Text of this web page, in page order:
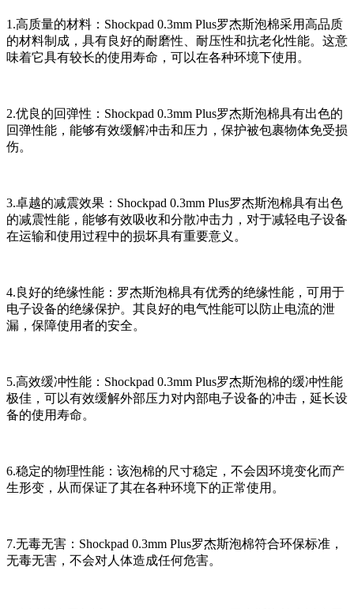
1.高质量的材料：Shockpad 0.3mm Plus罗杰斯泡棉采用高品质
的材料制成，具有良好的耐磨性、耐压性和抗老化性能。这意
味着它具有较长的使用寿命，可以在各种环境下使用。
2.优良的回弹性：Shockpad 0.3mm Plus罗杰斯泡棉具有出色的
回弹性能，能够有效缓解冲击和压力，保护被包裹物体免受损
伤。
3.卓越的减震效果：Shockpad 0.3mm Plus罗杰斯泡棉具有出色
的减震性能，能够有效吸收和分散冲击力，对于减轻电子设备
在运输和使用过程中的损坏具有重要意义。
4.良好的绝缘性能：罗杰斯泡棉具有优秀的绝缘性能，可用于
电子设备的绝缘保护。其良好的电气性能可以防止电流的泄
漏，保障使用者的安全。
5.高效缓冲性能：Shockpad 0.3mm Plus罗杰斯泡棉的缓冲性能
极佳，可以有效缓解外部压力对内部电子设备的冲击，延长设
备的使用寿命。
6.稳定的物理性能：该泡棉的尺寸稳定，不会因环境变化而产
生形变，从而保证了其在各种环境下的正常使用。
7.无毒无害：Shockpad 0.3mm Plus罗杰斯泡棉符合环保标准，
无毒无害，不会对人体造成任何危害。